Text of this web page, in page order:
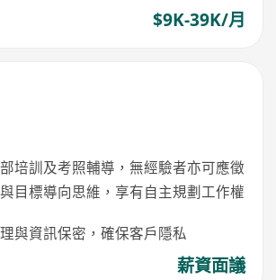
$9K-39K/月
培訓及考照輔導，無經驗者亦可應徵
目標導向思維，享有自主規劃工作權
與資訊保密，確保客戶隱私
薪資面議